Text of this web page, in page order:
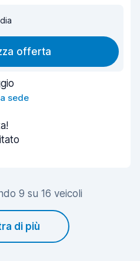
offerta
sede
9 su 16 veicoli
di più